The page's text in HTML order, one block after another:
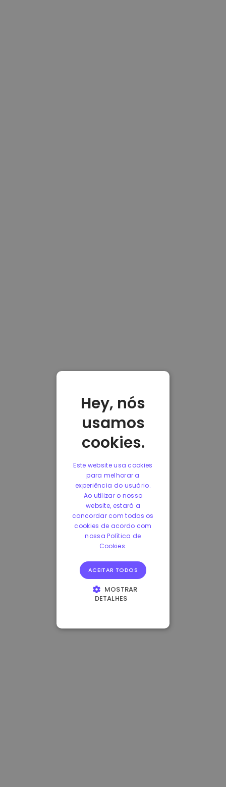
Hey, nós
usamos
cookies.
Este website usa cookies
para melhorar a
experiência do usuário.
Ao utilizar o nosso
website, estará a
concordar com todos os
cookies de acordo com
nossa Política de
Cookies.
ACEITAR TODOS
MOSTRAR
DETALHES